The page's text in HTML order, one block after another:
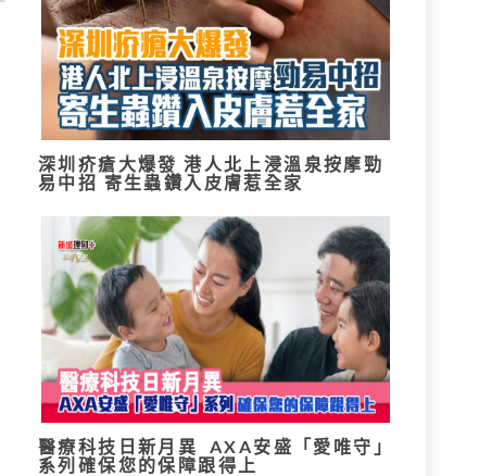
深圳疥瘡大爆發 港人北上浸溫泉按摩勁
易中招 寄生蟲鑽入皮膚惹全家
醫療科技日新月異 AXA安盛「愛唯守」
系列確保您的保障跟得上